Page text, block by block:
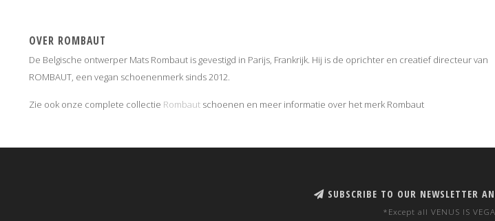
OVER ROMBAUT
De Belgische ontwerper Mats Rombaut is gevestigd in Parijs, Frankrijk. Hij is de oprichter en creatief directeur van
ROMBAUT, een vegan schoenenmerk sinds 2012.
Zie ook onze complete collectie Rombaut schoenen en meer informatie over het merk Rombaut
SUBSCRIBE TO OUR NEWSLETTER
*Except all VENUS IS